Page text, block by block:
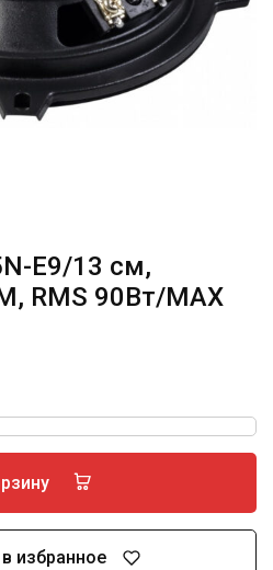
E9/13 см,
RMS 90Вт/МАХ
избранное